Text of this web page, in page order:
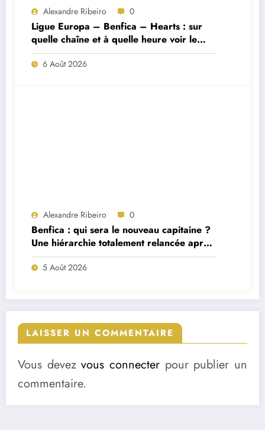
Alexandre Ribeiro 0
Ligue Europa – Benfica – Hearts : sur
quelle chaîne et à quelle heure voir le
match ?
6 Août 2026
Alexandre Ribeiro 0
Benfica : qui sera le nouveau capitaine ?
Une hiérarchie totalement relancée après
deux départs majeurs
5 Août 2026
LAISSER UN COMMENTAIRE
Vous devezvous connecter pour publier un
commentaire.